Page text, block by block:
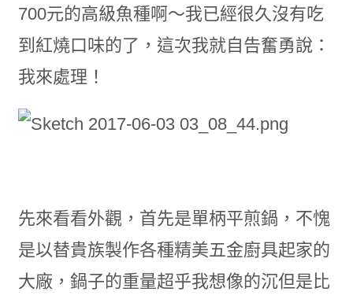
700元的高級魚種啊～我已經很久沒有吃
到紅燒口味的了，這次我就自告奮勇說：
我來處理！
先來看看外觀，首先是單柄平煎鍋，不愧
是以替貴族製作各種精美五金廚具起家的
大廠，鍋子的重量超乎我想像的沉但是比